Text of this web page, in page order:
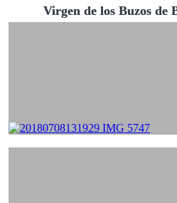
Virgen de los Buzos de